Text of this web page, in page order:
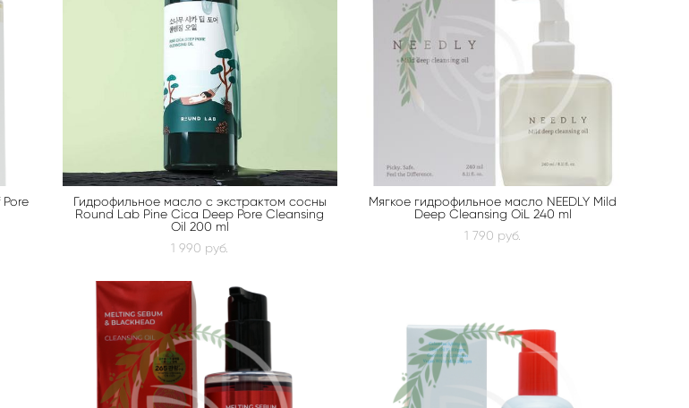
Гидрофильное масло с экстрактом сосны
Round Lab Pine Cica Deep Pore Cleansing
Oil 200 ml
1 990 pуб.
Мягкое гидрофильное масло NEEDLY Mild
Deep Cleansing OiL 240 ml
1 790 pуб.